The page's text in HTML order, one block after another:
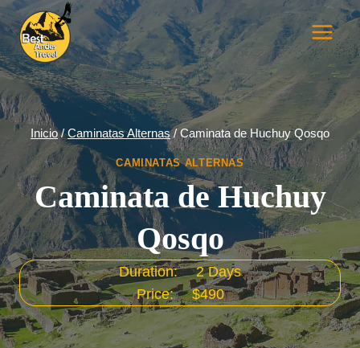
Saltar
al
contenido
Inicio / Caminatas Alternas / Caminata de Huchuy Qosqo
CAMINATAS ALTERNAS
Caminata de Huchuy
Qosqo
Duration:
2 Days
Price:
$490